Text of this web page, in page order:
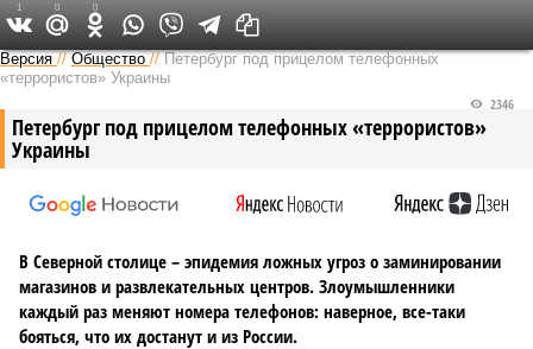
Версия на Неве
Версия //Общество //Петербург под прицелом телефонных
«террористов» Украины
Петербург под прицелом телефонных «террористов»
Украины
2346
В Северной столице – эпидемия ложных угроз о заминировании
магазинов и развлекательных центров. Злоумышленники
каждый раз меняют номера телефонов: наверное, все-таки
бояться, что их достанут и из России.
1 0 0